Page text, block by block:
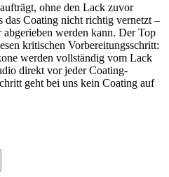
ohne den Lack zuvor
das Coating nicht richtig vernetzt –
werden kann. Der Top
kritischen Vorbereitungsschritt:
werden vollständig vom Lack
direkt vor jeder Coating-
geht bei uns kein Coating auf